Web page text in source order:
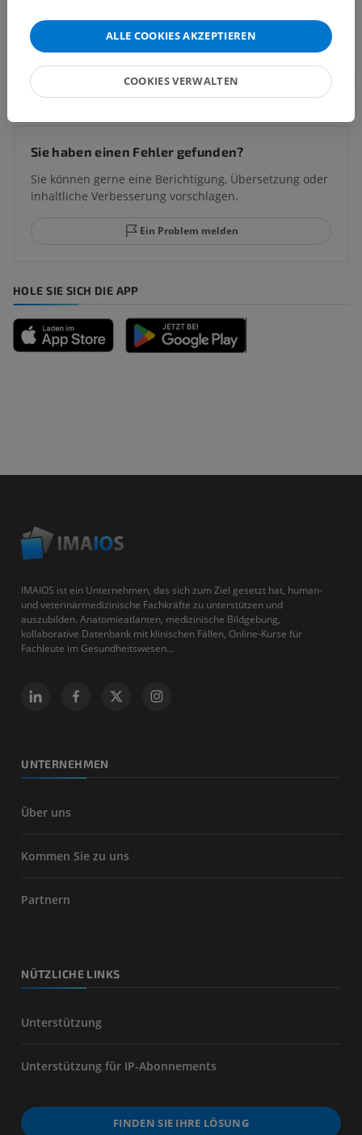
Übersetzungen
Sie haben einen Fehler gefunden?
Sie können gerne eine Berichtigung, Übersetzung oder
inhaltliche Verbesserung vorschlagen.
Ein Problem melden
HOLE SIE SICH DIE APP
IMAIOS ist ein Unternehmen, das sich zum Ziel gesetzt hat, human-
und veterinärmedizinische Fachkräfte zu unterstützen und
auszubilden. Anatomieatlanten, medizinische Bildgebung,
kollaborative Datenbank mit klinischen Fällen, Online-Kurse für
Fachleute im Gesundheitswesen...
UNTERNEHMEN
Über uns
Kommen Sie zu uns
Partnern
NÜTZLICHE LINKS
Unterstützung
Unterstützung für IP-Abonnements
FINDEN SIE IHRE LÖSUNG
ALLE COOKIES AKZEPTIEREN
COOKIES VERWALTEN